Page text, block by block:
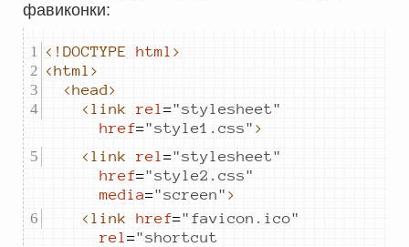
фавиконки:
<!DOCTYPE html >
<html>
<head>
<link
rel="stylesheet"
href="style1.css" >
<link
rel="stylesheet"
href="style2.css"
media="screen" >
<link
href=" favicon.ico"
rel="shortcut